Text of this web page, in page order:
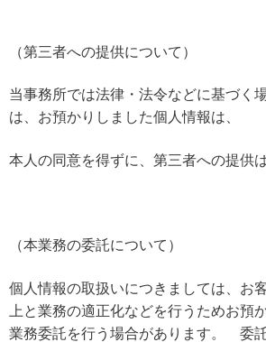
（第三者への提供について）
当事務所では法律・法令などに基づく
は、お預かりしました個人情報は、
本人の同意を得ずに、第三者への提供
（本業務の委託について）
個人情報の取扱いにつきましては、お
上と業務の適正化などを行うためお預
業務委託を行う場合があります。 委